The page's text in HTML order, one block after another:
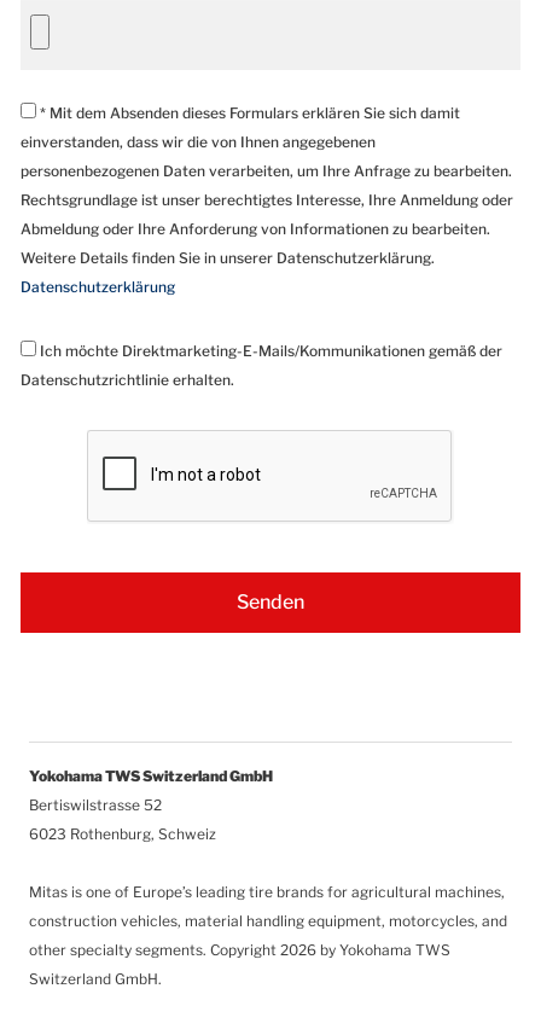
* Mit dem Absenden dieses Formulars erklären Sie sich damit
einverstanden, dass wir die von Ihnen angegebenen
personenbezogenen Daten verarbeiten, um Ihre Anfrage zu bearbeiten.
Rechtsgrundlage ist unser berechtigtes Interesse, Ihre Anmeldung oder
Abmeldung oder Ihre Anforderung von Informationen zu bearbeiten.
Weitere Details finden Sie in unserer Datenschutzerklärung.
Datenschutzerklärung
Ich möchte Direktmarketing-E-Mails/Kommunikationen gemäß der
Datenschutzrichtlinie erhalten.
Yokohama TWS Switzerland GmbH
Bertiswilstrasse 52
6023 Rothenburg, Schweiz
Mitas is one of Europe’s leading tire brands for agricultural machines,
construction vehicles, material handling equipment, motorcycles, and
other specialty segments. Copyright 2026 by Yokohama TWS
Switzerland GmbH.